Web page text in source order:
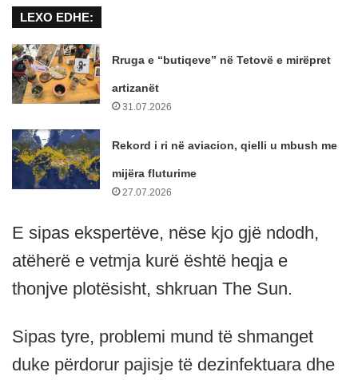
LEXO EDHE:
Rruga e “butiqeve” në Tetovë e mirëpret
artizanët
31.07.2026
Rekord i ri në aviacion, qielli u mbush me
mijëra fluturime
27.07.2026
E sipas ekspertëve, nëse kjo gjë ndodh,
atëherë e vetmja kurë është heqja e
thonjve plotësisht, shkruan The Sun.
Sipas tyre, problemi mund të shmanget
duke përdorur pajisje të dezinfektuara dhe